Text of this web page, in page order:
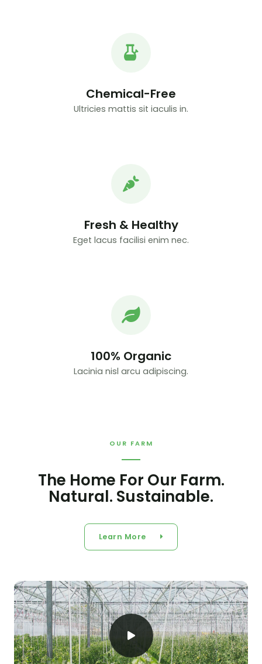
Chemical-Free
Ultricies mattis sit iaculis in.
Fresh & Healthy
Eget lacus facilisi enim nec.
100% Organic
Lacinia nisl arcu adipiscing.
OUR FARM
The Home For Our Farm.
Natural. Sustainable.
Learn More